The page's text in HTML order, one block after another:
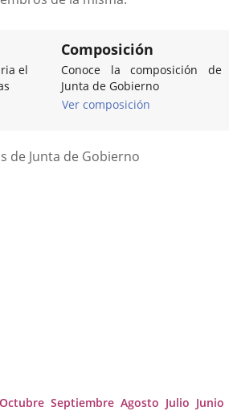
el
Composición
Conoce la composición de
Junta de Gobierno
Ver composición
de Junta de Gobierno
Octubre Septiembre Agosto Julio Junio